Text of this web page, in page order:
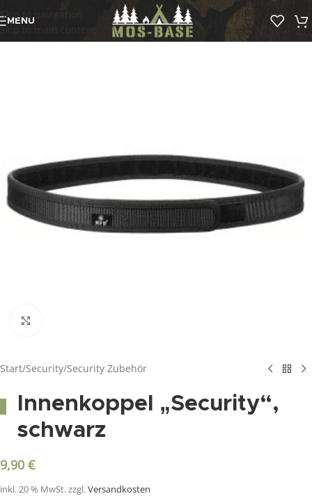
Skip to navigation
Skip to main content
MENU
Start/Security/Security Zubehör
Innenkoppel „Security“,
schwarz
9,90 €
inkl. 20 % MwSt.zzgl.Versandkosten